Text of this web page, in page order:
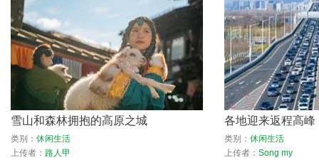
雪山和森林拥抱的高原之城
类别： 休闲生活
上传者： 路人甲
各地迎来返程高峰
类别： 休闲生活
上传者： Song my